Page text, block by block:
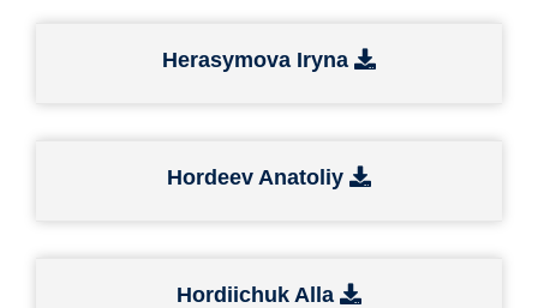
Herasymova Iryna
Hordeev Anatoliy
Hordiichuk Alla